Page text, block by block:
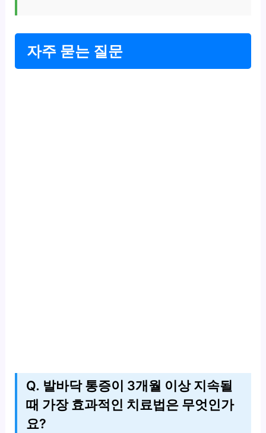
자주 묻는 질문
Q. 발바닥 통증이 3개월 이상 지속될
때 가장 효과적인 치료법은 무엇인가
요?